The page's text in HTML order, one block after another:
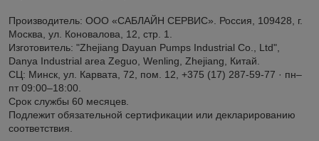
Производитель: ООО «САБЛАЙН СЕРВИС». Россия, 109428, г.
Москва, ул. Коновалова, 12, стр. 1.
Изготовитель: "Zhejiang Dayuan Pumps Industrial Co., Ltd",
Danya Industrial area Zeguo, Wenling, Zhejiang, Китай.
СЦ: Минск, ул. Карвата, 72, пом. 12, +375 (17) 287-59-77 · пн–
пт 09:00–18:00.
Срок службы 60 месяцев.
Подлежит обязательной сертификации или декларированию
соответствия.